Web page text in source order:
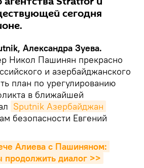
сегодня
Александра Зуева.
Никол Пашинян прекрасно
и азербайджанского
план по урегулированию
в ближайшей
Sputnik Азербайджан
безопасности Евгений
Алиева с Пашиняном:
диалог >>